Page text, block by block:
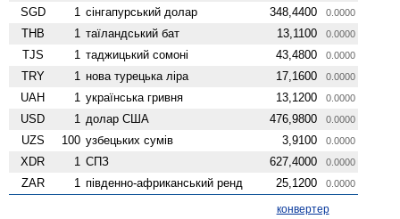
SGD 1 сінгапурський долар 348,4400 0.0000
THB 1 таїландський бат 13,1100 0.0000
TJS 1 таджицький сомоні 43,4800 0.0000
TRY 1 нова турецька ліра 17,1600 0.0000
UAH 1 українська гривня 13,1200 0.0000
USD 1 долар США 476,9800 0.0000
UZS 100 узбецьких сумів 3,9100 0.0000
XDR 1 СПЗ 627,4000 0.0000
ZAR 1 південно-африканський ренд 25,1200 0.0000
конвертер